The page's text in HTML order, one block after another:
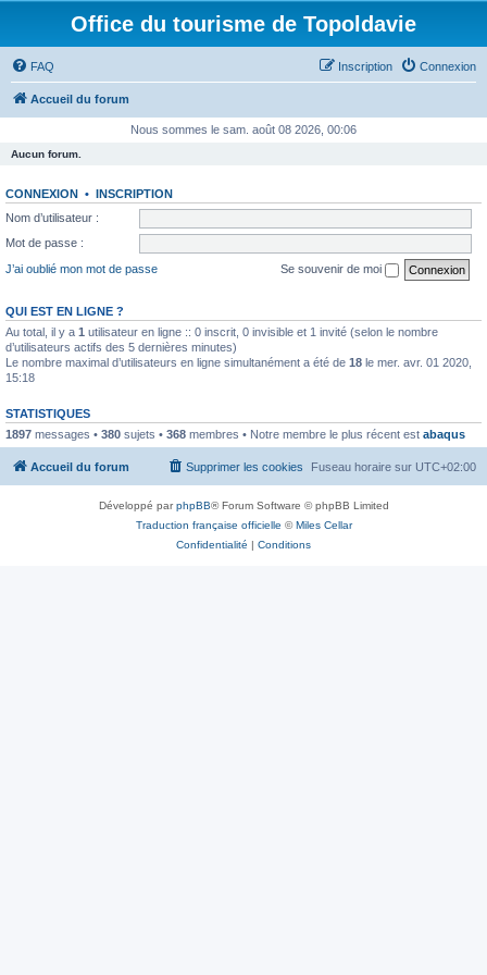
Office du tourisme de Topoldavie
FAQ Connexion
Inscription
Accueil du forum
Nous sommes le sam. août 08 2026, 00:06
Aucun forum.
CONNEXION • INSCRIPTION
Nom d’utilisateur :
Mot de passe :
J’ai oublié mon mot de passe
Se souvenir de moi
QUI EST EN LIGNE ?
Au total, il y a 1 utilisateur en ligne :: 0 inscrit, 0 invisible et 1 invité (selon le nombre
d’utilisateurs actifs des 5 dernières minutes)
Le nombre maximal d’utilisateurs en ligne simultanément a été de 18 le mer. avr. 01 2020,
15:18
STATISTIQUES
1897 messages • 380 sujets • 368 membres • Notre membre le plus récent est abaqus
Accueil du forum Fuseau horaire sur UTC+02:00
Supprimer les cookies
Développé parphpBB® Forum Software © phpBB Limited
Traduction française officielle ©Miles Cellar
Confidentialité | Conditions